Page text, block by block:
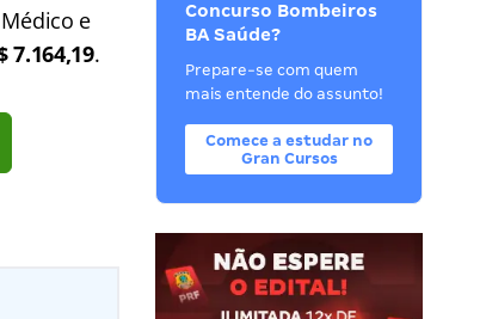
e
7.164,19.
Concurso Bombeiros
BA Saúde?
Prepare-se com quem
mais entende do assunto!
Comece a estudar no
Gran Cursos